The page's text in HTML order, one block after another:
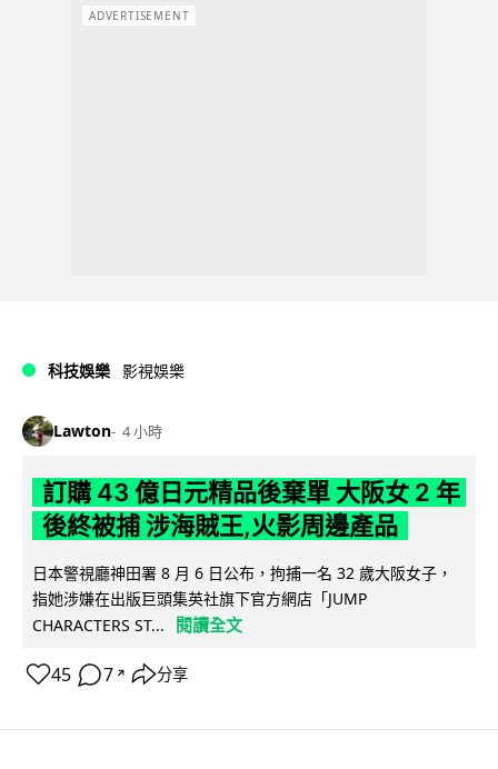
ADVERTISEMENT
科技娛樂 影視娛樂
Lawton 4 小時
訂購 43 億日元精品後棄單 大阪女 2 年
後終被捕 涉海賊王,火影周邊產品
日本警視廳神田署 8 月 6 日公布，拘捕一名 32 歲大阪女子，
指她涉嫌在出版巨頭集英社旗下官方網店「JUMP
CHARACTERS ST...
閱讀全文
45 7 ↗ 分享